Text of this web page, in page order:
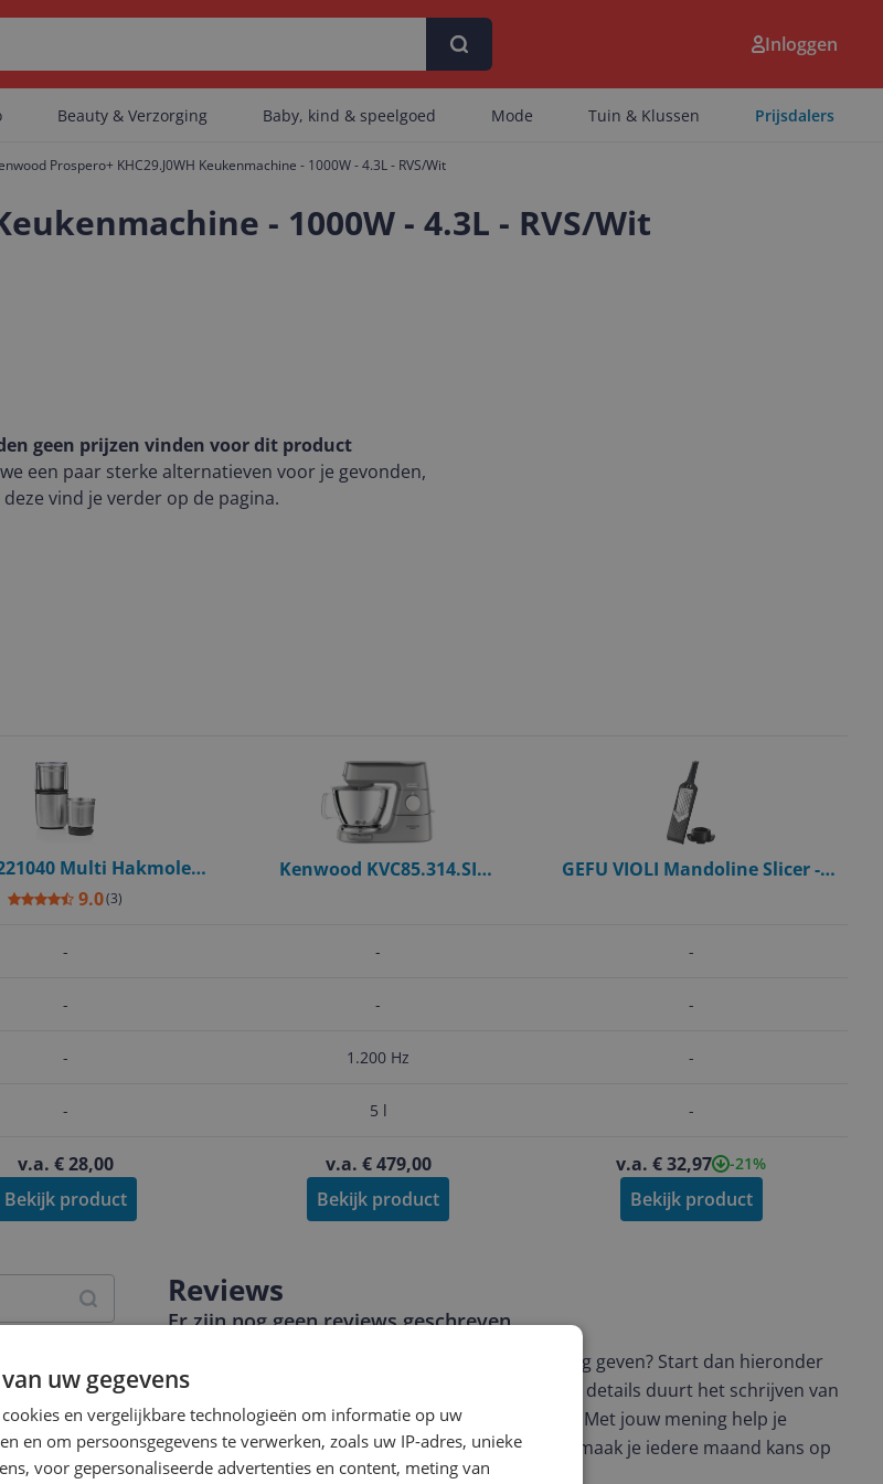
geen categorieën gevonden.
Inloggen
Beauty & Verzorging Baby, kind & speelgoed Mode Tuin & Klussen Prijsdalers
Prospero+ KHC29.J0WH Keukenmachine - 1000W - 4.3L - RVS/Wit
- 1000W - 4.3L - RVS/Wit
geen prijzen vinden voor dit product
een paar sterke alternatieven voor je gevonden,
deze vind je verder op de pagina.
Multi Hakmolen -
- RVS - Zwart/Zilver
9.0(3)
-
-
-
-
v.a. € 28,00
Bekijk product
Kenwood KVC85.314.SI
-
-
1.200 Hz
5 l
v.a. € 479,00
Bekijk product
GEFU VIOLI Mandoline Slicer -
-
-
-
-
v.a. € 32,97 -21%
Bekijk product
Reviews
Er zijn nog geen reviews geschreven
Heb jij dit product in bezit en wil je graag je mening geven? Start dan hieronder
met het schrijven van je review. Afhankelijk van de details duurt het schrijven van
een review gemiddeld tussen de 3 en 10 minuten. Met jouw mening help je
andere bezoekers een betere keuze te maken én maak je iedere maand kans op
€250,-! Klik hier voor de actievoorwaarden.
uw gegevens
en vergelijkbare technologieën om informatie op uw
en om persoonsgegevens te verwerken, zoals uw IP-adres, unieke
voor gepersonaliseerde advertenties en content, meting van